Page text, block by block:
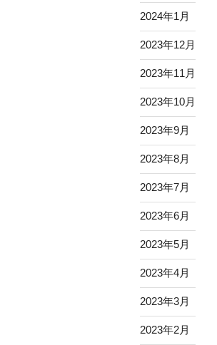
2024年1月
2023年12月
2023年11月
2023年10月
2023年9月
2023年8月
2023年7月
2023年6月
2023年5月
2023年4月
2023年3月
2023年2月